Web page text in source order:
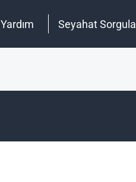
Yardım Seyahat Sorgula